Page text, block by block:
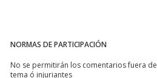
NORMAS DE PARTICIPACIÓN
No se permitirán los comentarios fuera de
tema ó injuriantes